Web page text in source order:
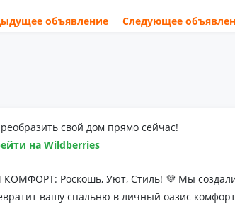
объявление Следующее
свой дом прямо сейчас!
на Wildberries
КОМФОРТ: Роскошь, Уют, Стиль! 💜 Мы
вашу спальню в личный оазис